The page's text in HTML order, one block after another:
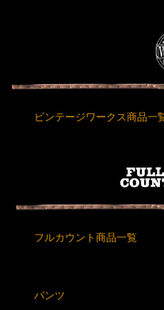
ビンテージワークス商品一
フルカウント商品一覧
パンツ